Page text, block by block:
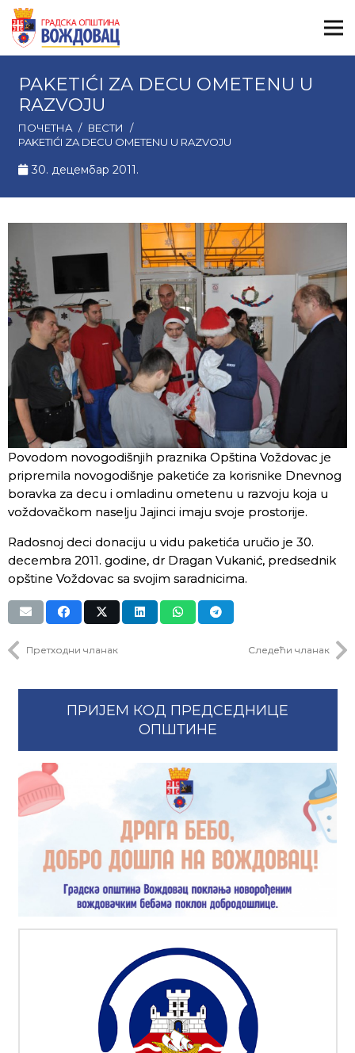
PAKETIĆI ZA DECU OMETENU U
RAZVOJU
ПОЧЕТНА / ВЕСТИ
/
PAKETIĆI ZA DECU OMETENU U RAZVOJU
30. децембар 2011.
Povodom novogodišnjih praznika Opština Voždovac je
pripremila novogodišnje paketiće za korisnike Dnevnog
boravka za decu i omladinu ometenu u razvoju koja u
voždovačkom naselju Jajinci imaju svoje prostorije.
Radosnoj deci donaciju u vidu paketića uručio je 30.
decembra 2011. godine, dr Dragan Vukanić, predsednik
opštine Voždovac sa svojim saradnicima.
Претходни чланак Следећи чланак
ПРИЈЕМ КОД ПРЕДСЕДНИЦЕ
ОПШТИНЕ